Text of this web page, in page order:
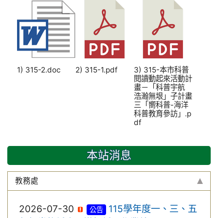
1) 315-2.doc 2) 315-1.pdf
3) 315-本市科普
閱讀動起來活動計
畫－「科普宇航
浩瀚無垠」子計畫
三「嚮科普-海洋
科普教育參訪」.p
df
本站消息
教務處
2026-07-30 公告
115學年度一、三、五